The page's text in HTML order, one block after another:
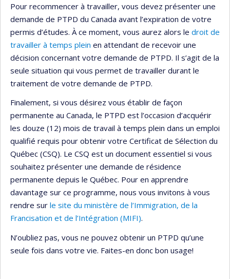
Pour recommencer à travailler, vous devez présenter une
demande de PTPD du Canada avant l’expiration de votre
permis d’études. À ce moment, vous aurez alors le droit de
travailler à temps plein en attendant de recevoir une
décision concernant votre demande de PTPD. Il s’agit de la
seule situation qui vous permet de travailler durant le
traitement de votre demande de PTPD.
Finalement, si vous désirez vous établir de façon
permanente au Canada, le PTPD est l’occasion d’acquérir
les douze (12) mois de travail à temps plein dans un emploi
qualifié requis pour obtenir votre Certificat de Sélection du
Québec (CSQ). Le CSQ est un document essentiel si vous
souhaitez présenter une demande de résidence
permanente depuis le Québec. Pour en apprendre
davantage sur ce programme, nous vous invitons à vous
rendre sur le site du ministère de l’Immigration, de la
Francisation et de l’Intégration (MIFI).
N’oubliez pas, vous ne pouvez obtenir un PTPD qu’une
seule fois dans votre vie. Faites-en donc bon usage!